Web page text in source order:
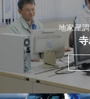
地家屋